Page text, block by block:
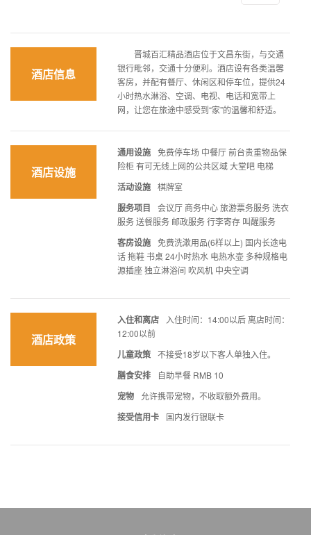
酒店信息
晋城百汇精品酒店位于文昌东街，与交通
银行毗邻，交通十分便利。酒店设有各类温馨
客房，并配有餐厅、休闲区和停车位，提供24
小时热水淋浴、空调、电视、电话和宽带上
网，让您在旅途中感受到“家”的温馨和舒适。
酒店设施
通用设施 免费停车场 中餐厅 前台贵重物品保
险柜 有可无线上网的公共区域 大堂吧 电梯
活动设施 棋牌室
服务项目
会议厅 商务中心 旅游票务服务 洗衣
服务 送餐服务 邮政服务 行李寄存 叫醒服务
客房设施 免费洗漱用品(6样以上) 国内长途电
话 拖鞋 书桌 24小时热水 电热水壶 多种规格电
源插座 独立淋浴间 吹风机 中央空调
酒店政策
入住和离店
入住时间：14:00以后 离店时间：
12:00以前
儿童政策 不接受18岁以下客人单独入住。
膳食安排 自助早餐 RMB 10
宠物 允许携带宠物，不收取额外费用。
接受信用卡 国内发行银联卡